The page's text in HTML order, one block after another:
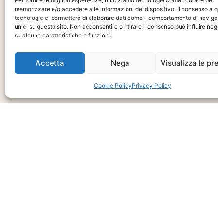
memorizzare e/o accedere alle informazioni del dispositivo. Il consenso a
tecnologie ci permetterà di elaborare dati come il comportamento di
unici su questo sito. Non acconsentire o ritirare il consenso può influire
su alcune caratteristiche e funzioni.
Accetta Nega Visualizza le
Cookie PolicyPrivacy Policy
Ti interessa?
Chiedi
E
Prodotto